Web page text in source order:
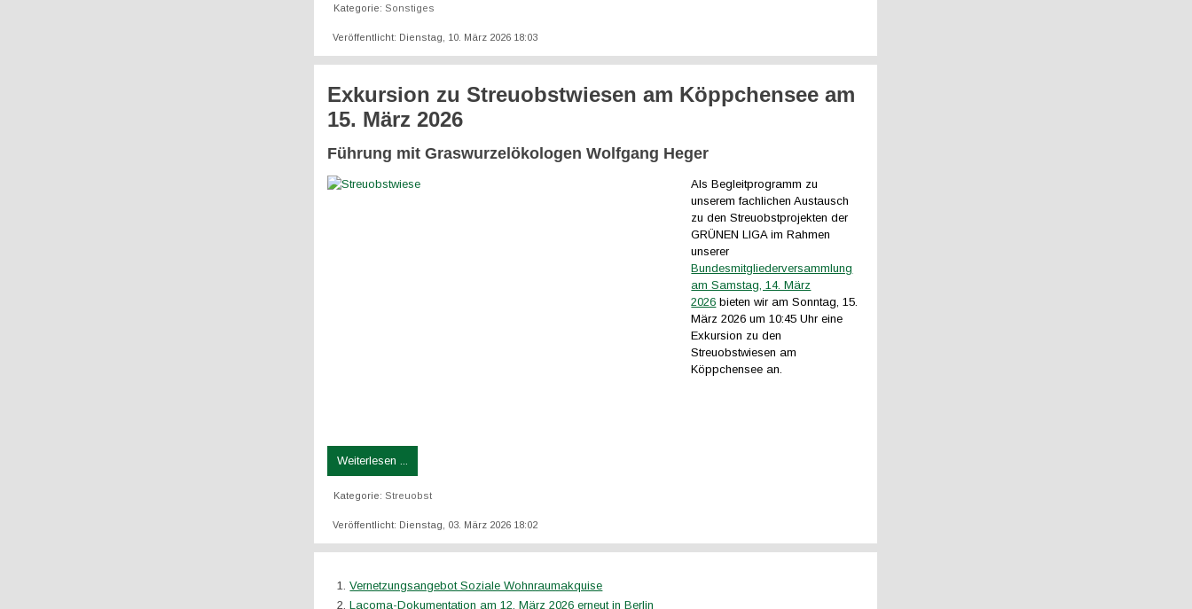
Kategorie:Sonstiges
Veröffentlicht: Dienstag, 10. März 2026 18:03
Exkursion zu Streuobstwiesen am Köppchensee am
15. März 2026
Führung mit Graswurzelökologen Wolfgang Heger
Als Begleitprogramm zu
unserem fachlichen Austausch
zu den Streuobstprojekten der
GRÜNEN LIGA im Rahmen
unserer
Bundesmitgliederversammlung
am Samstag, 14. März
2026 bieten wir am Sonntag, 15.
März 2026 um 10:45 Uhr eine
Exkursion zu den
Streuobstwiesen am
Köppchensee an.
Weiterlesen ...
Kategorie:Streuobst
Veröffentlicht: Dienstag, 03. März 2026 18:02
Vernetzungsangebot Soziale Wohnraumakquise
Lacoma-Dokumentation am 12. März 2026 erneut in Berlin